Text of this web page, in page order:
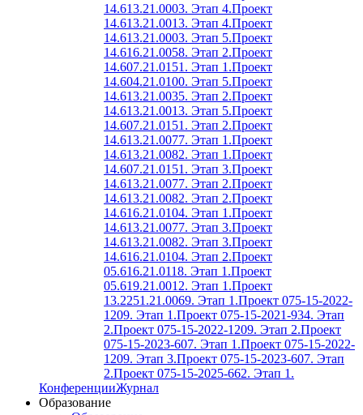
14.613.21.0003. Этап 4.Проект
14.613.21.0013. Этап 4.Проект
14.613.21.0003. Этап 5.Проект
14.616.21.0058. Этап 2.Проект
14.607.21.0151. Этап 1.Проект
14.604.21.0100. Этап 5.Проект
14.613.21.0035. Этап 2.Проект
14.613.21.0013. Этап 5.Проект
14.607.21.0151. Этап 2.Проект
14.613.21.0077. Этап 1.Проект
14.613.21.0082. Этап 1.Проект
14.607.21.0151. Этап 3.Проект
14.613.21.0077. Этап 2.Проект
14.613.21.0082. Этап 2.Проект
14.616.21.0104. Этап 1.Проект
14.613.21.0077. Этап 3.Проект
14.613.21.0082. Этап 3.Проект
14.616.21.0104. Этап 2.Проект
05.616.21.0118. Этап 1.Проект
05.619.21.0012. Этап 1.Проект
13.2251.21.0069. Этап 1.Проект 075-15-2022-
1209. Этап 1.Проект 075-15-2021-934. Этап
2.Проект 075-15-2022-1209. Этап 2.Проект
075-15-2023-607. Этап 1.Проект 075-15-2022-
1209. Этап 3.Проект 075-15-2023-607. Этап
2.Проект 075-15-2025-662. Этап 1.
КонференцииЖурнал
Образование